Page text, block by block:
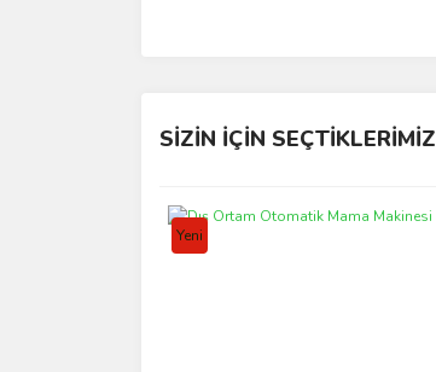
SİZİN İÇİN SEÇTİKLERİMİZ
Yeni